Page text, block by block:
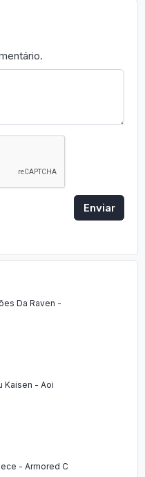
Enviar
Da Raven -
Kaisen - Aoi
- Armored C